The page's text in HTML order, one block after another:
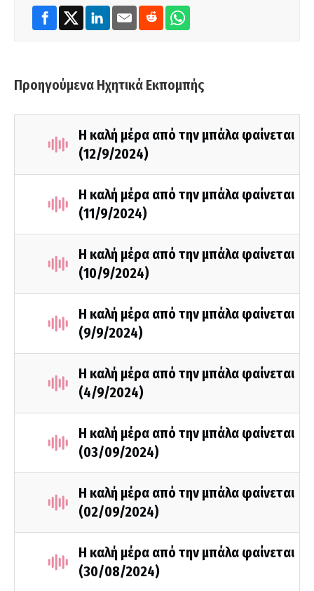
Προηγούμενα Ηχητικά Εκπομπής
Η καλή μέρα από την μπάλα φαίνεται
(12/9/2024)
Η καλή μέρα από την μπάλα φαίνεται
(11/9/2024)
Η καλή μέρα από την μπάλα φαίνεται
(10/9/2024)
Η καλή μέρα από την μπάλα φαίνεται
(9/9/2024)
Η καλή μέρα από την μπάλα φαίνεται
(4/9/2024)
Η καλή μέρα από την μπάλα φαίνεται
(03/09/2024)
Η καλή μέρα από την μπάλα φαίνεται
(02/09/2024)
Η καλή μέρα από την μπάλα φαίνεται
(30/08/2024)